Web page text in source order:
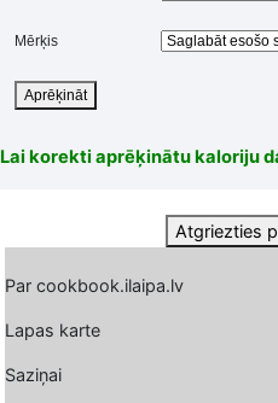
Mērķis
Aprēķināt
Lai korekti aprēķinātu kaloriju
Atgriezties
Par cookbook.ilaipa.lv
Lapas karte
Saziņai